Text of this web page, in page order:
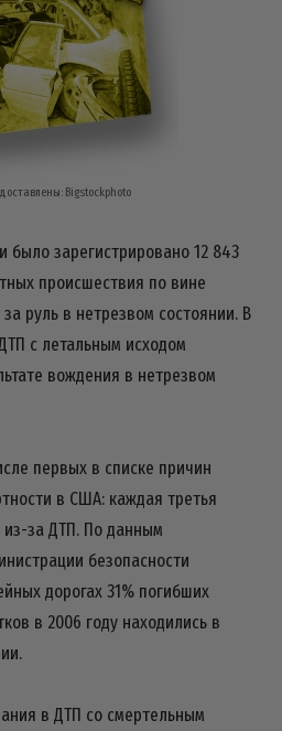
Bigstockphoto
было зарегистрировано 12 843
происшествия по вине
руль в нетрезвом состоянии. В
с летальным исходом
вождения в нетрезвом
первых в списке причин
в США: каждая третья
из-за ДТП. По данным
безопасности
дорогах 31% погибших
в 2006 году находились в
в ДТП со смертельным